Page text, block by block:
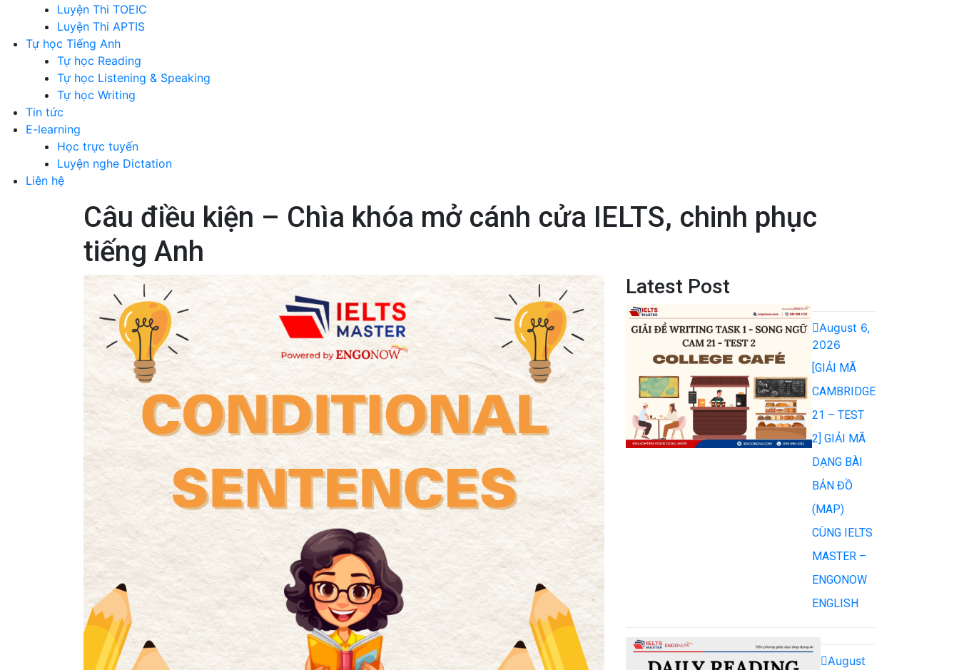
Luyện Thi TOEIC
Luyện Thi APTIS
Tự học Tiếng Anh
Tự học Reading
Tự học Listening & Speaking
Tự học Writing
Tin tức
E-learning
Học trực tuyến
Luyện nghe Dictation
Liên hệ
Câu điều kiện – Chìa khóa mở cánh cửa IELTS, chinh phục
tiếng Anh
Latest Post
August 6,
2026
[GIẢI MÃ
CAMBRIDGE
21 – TEST
2] GIẢI MÃ
DẠNG BÀI
BẢN ĐỒ
(MAP)
CÙNG IELTS
MASTER –
ENGONOW
ENGLISH
August